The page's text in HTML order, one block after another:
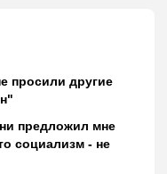
просили другие
предложил мне
социализм - не